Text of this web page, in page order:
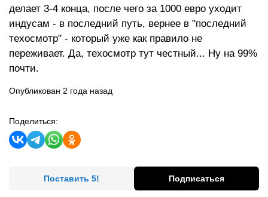
делает 3-4 конца, после чего за 1000 евро уходит
индусам - в последний путь, вернее в "последний
техосмотр" - который уже как правило не
переживает. Да, техосмотр тут честный... Ну на 99%
почти.
Опубликован 2 года назад
Поделиться:
Поставить 5! Подписаться